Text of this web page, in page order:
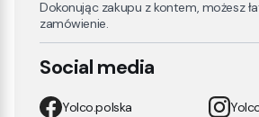
Dokonując zakupu z kontem, możesz
zamówienie.
Social media
Yolco.polska